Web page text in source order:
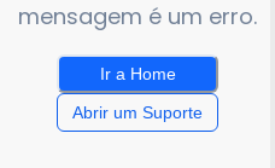
mensagem é um erro.
Ir a Home
Abrir um Suporte